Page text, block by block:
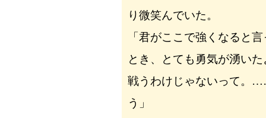
り微笑んでいた。
「君がここで強くなると
とき、とても勇気が湧い
戦うわけじゃないって。
う」